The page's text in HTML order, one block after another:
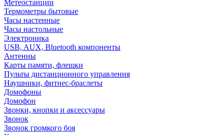
Метеостанции
Термометры бытовые
Часы настенные
Часы настольные
Электроника
USB, AUX, Bluetooth компоненты
Антенны
Карты памяти, флешки
Пульты дистанционного управления
Наушники, фитнес-браслеты
Домофоны
Домофон
Звонки, кнопки и аксессуары
Звонок
Звонок громкого боя